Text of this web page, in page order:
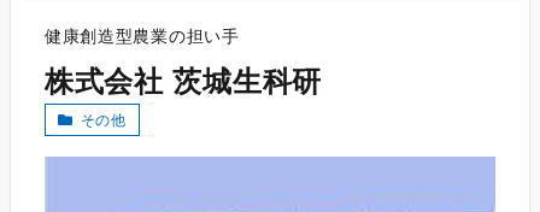
健康創造型農業の担い手
株式会社 茨城生科研
その他